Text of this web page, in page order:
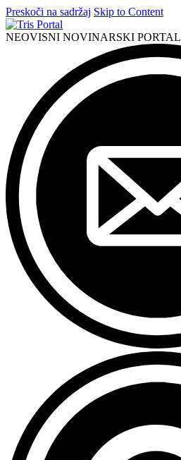
Preskoči na sadržaj Skip to Content
NEOVISNI NOVINARSKI PORTAL